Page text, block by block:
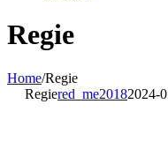
Regie
Home/Regie
Regiered_me20182024-